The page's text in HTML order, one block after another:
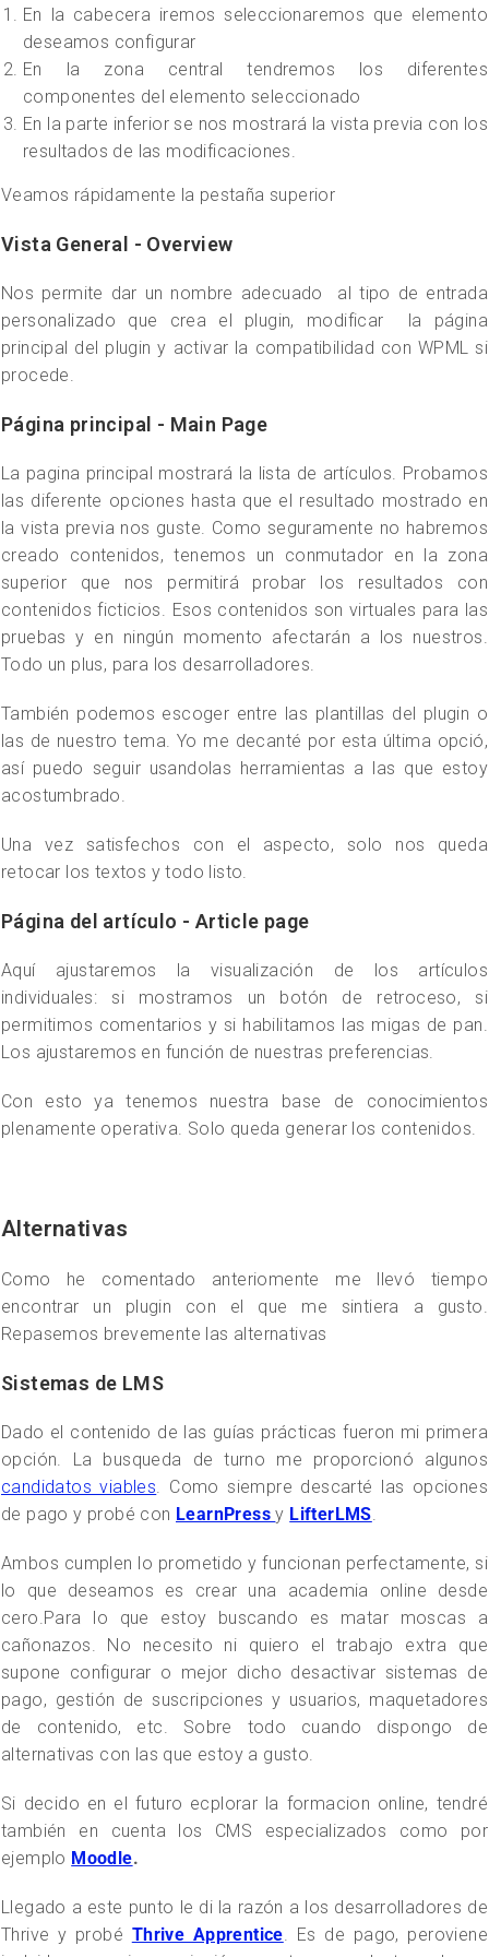
En la cabecera iremos seleccionaremos que elemento
deseamos configurar
En la zona central tendremos los diferentes
componentes del elemento seleccionado
En la parte inferior se nos mostrará la vista previa con los
resultados de las modificaciones.
Veamos rápidamente la pestaña superior
Vista General - Overview
Nos permite dar un nombre adecuado al tipo de entrada
personalizado que crea el plugin, modificar la página
principal del plugin y activar la compatibilidad con WPML si
procede.
Página principal - Main Page
La pagina principal mostrará la lista de artículos. Probamos
las diferente opciones hasta que el resultado mostrado en
la vista previa nos guste. Como seguramente no habremos
creado contenidos, tenemos un conmutador en la zona
superior que nos permitirá probar los resultados con
contenidos ficticios. Esos contenidos son virtuales para las
pruebas y en ningún momento afectarán a los nuestros.
Todo un plus, para los desarrolladores.
También podemos escoger entre las plantillas del plugin o
las de nuestro tema. Yo me decanté por esta última opció,
así puedo seguir usandolas herramientas a las que estoy
acostumbrado.
Una vez satisfechos con el aspecto, solo nos queda
retocar los textos y todo listo.
Página del artículo - Article page
Aquí ajustaremos la visualización de los artículos
individuales: si mostramos un botón de retroceso, si
permitimos comentarios y si habilitamos las migas de pan.
Los ajustaremos en función de nuestras preferencias.
Con esto ya tenemos nuestra base de conocimientos
plenamente operativa. Solo queda generar los contenidos.
Alternativas
Como he comentado anteriomente me llevó tiempo
encontrar un plugin con el que me sintiera a gusto.
Repasemos brevemente las alternativas
Sistemas de LMS
Dado el contenido de las guías prácticas fueron mi primera
opción. La busqueda de turno me proporcionó algunos
candidatos viables. Como siempre descarté las opciones
de pago y probé con LearnPressy LifterLMS.
Ambos cumplen lo prometido y funcionan perfectamente, si
lo que deseamos es crear una academia online desde
cero.Para lo que estoy buscando es matar moscas a
cañonazos. No necesito ni quiero el trabajo extra que
supone configurar o mejor dicho desactivar sistemas de
pago, gestión de suscripciones y usuarios, maquetadores
de contenido, etc. Sobre todo cuando dispongo de
alternativas con las que estoy a gusto.
Si decido en el futuro ecplorar la formacion online, tendré
también en cuenta los CMS especializados como por
ejemplo Moodle.
Llegado a este punto le di la razón a los desarrolladores de
Thrive y probé Thrive Apprentice. Es de pago, peroviene